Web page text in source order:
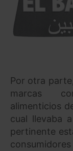
Por otra
marcas
alimenticios
cual llevaba
pertinente